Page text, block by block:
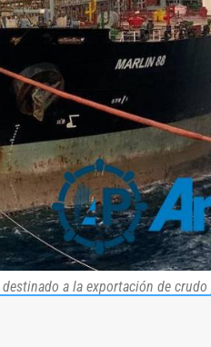
a la exportación de